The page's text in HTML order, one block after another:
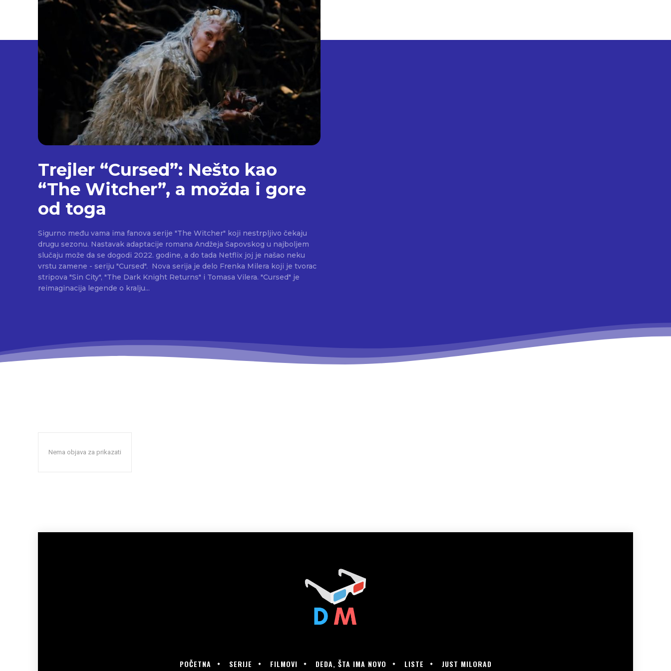
Trejler “Cursed”: Nešto kao
“The Witcher”, a možda i gore
od toga
Sigurno među vama ima fanova serije "The Witcher" koji nestrpljivo čekaju
drugu sezonu. Nastavak adaptacije romana Andžeja Sapovskog u najboljem
slučaju može da se dogodi 2022. godine, a do tada Netflix joj je našao neku
vrstu zamene - seriju "Cursed". Nova serija je delo Frenka Milera koji je tvorac
stripova "Sin City", "The Dark Knight Returns" i Tomasa Vilera. "Cursed" je
reimaginacija legende o kralju...
Nema objava za prikazati
POČETNA SERIJE FILMOVI DEDA, ŠTA IMA NOVO LISTE JUST MILORAD